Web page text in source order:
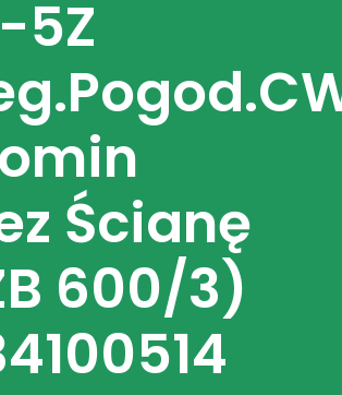
5Z
Ścianę
600/3)